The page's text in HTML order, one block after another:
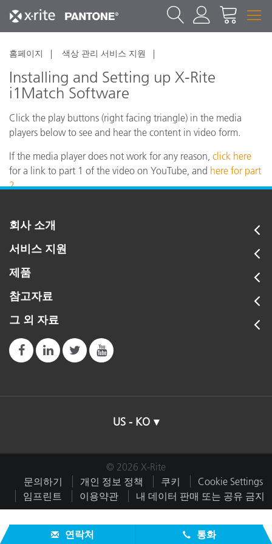
홈페이지 색상 관리 서비스 지원
Installing and Setting up X-Rite
i1Match Software
Click the play buttons (right facing triangle) in the media
players below to see and hear the content in video form.
If the media player does not work for any reason, click here
for a link to part 1 of the video on YouTube, and here for part
2.
회사 소개
서비스 지원
제품
참고자료
그 외 자료
US - KO
© 2026 X-Rite
문의하기
개인 정보 정책 쿠키
Cookie Settings
임프린트
이용약관 내 데이터 판매 또는 공유 금지
연락처 통화